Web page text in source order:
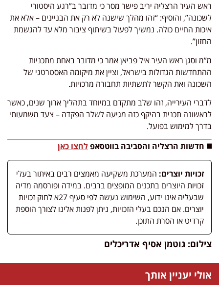
ראש העיר הרצליה יריב פישר מסר כי מדובר ב”רגע היסטורי
לשכונה”, והוסיף: “זהו מהלך שישנה לא רק את הבניינים – אלא את
איכות החיים כולה. נמשיך לפעול בשיתוף ציבור מלא עד להגשמת
החזון”.
מ”מ וסגן ראש העיר איל פביאן אמר כי מדובר באחת מתכניות
ההתחדשות הגדולות בישראל, וציין את מיקומה האסטרטגי של
השכונה ואת הקשר לתשתיות תחבורה מרכזיות.
לדברי העירייה, זהו שלב מתקדם במיוחד בתהליך ארוך שנים, כאשר
לראשונה תכנית בהיקף כזה מגיעה לשלב הפקדה – צעד משמעותי
בדרך למימוש בפועל.
◼️ חדשות הרצליה והסביבה בווטסאפלחצו כאן
זכויות יוצרים: המערכת משקיעה מאמצים רבים באיתור בעלי
זכויות היוצרים בתכנים המופצים ברבים. במידה ופורסמה מדיה
שבעליה אינו ידוע, השימוש נעשה לפי סעיף 27א לחוק זכויות
יוצרים. אם הנכם בעלי הזכויות, ניתן לפנות אלינו לצורך הוספת
קרדיט או הסרת התוכן.
צילום: גוטמן אסיף אדריכלים
אולי יעניין אותך